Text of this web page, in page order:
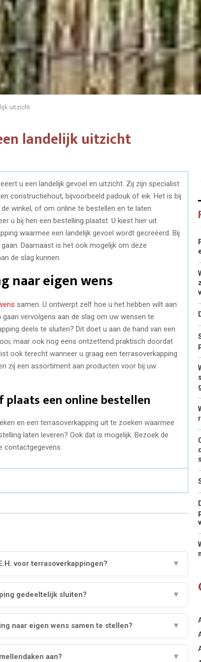
uitzicht
landelijk uitzicht
u een landelijk gevoel en uitzicht. Zij zijn specialist
constructiehout, bijvoorbeeld padouk of eik. Het is bij
winkel, of om online te bestellen en te laten
u bij hen een bestelling plaatst. U kiest hier uit
waarmee een landelijk gevoel wordt gecreëerd. Bij
Daarnaast is het ook mogelijk om deze
de slag kunnen.
naar eigen wens
samen. U ontwerpt zelf hoe u het hebben wilt aan
vervolgens aan de slag om uw wensen te
deels te sluiten? Dit doet u aan de hand van een
maar ook nog eens ontzettend praktisch doordat
ook terecht wanneer u graag een terrasoverkapping
zij een assortiment aan producten voor bij uw
plaats een online bestellen
en een terrasoverkapping uit te zoeken waarmee
laten leveren? Ook dat is mogelijk. Bezoek de
contactgegevens.
voor terrasoverkappingen? ▼
gedeeltelijk sluiten? ▼
naar eigen wens samen te stellen? ▼
aan? ▼